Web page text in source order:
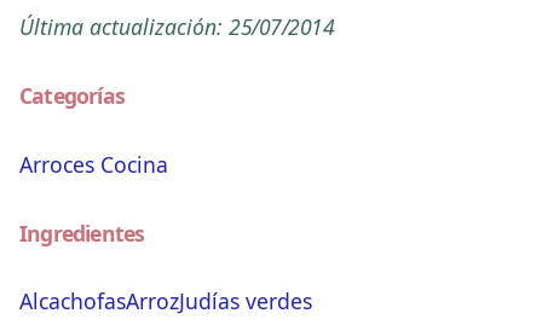
Última actualización: 25/07/2014
Categorías
Arroces Cocina
Ingredientes
AlcachofasArrozJudías verdes